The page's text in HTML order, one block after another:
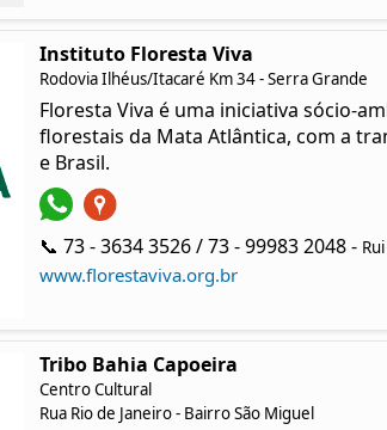
Instituto Floresta Viva
Rodovia Ilhéus/Itacaré Km 34 - Serra Grande
Floresta Viva é uma iniciativa sócio-
florestais da Mata Atlântica, com a
e Brasil.
📞 73 - 3634 3526 / 73 - 99983 2048 -
www.florestaviva.org.br
Tribo Bahia Capoeira
Centro Cultural
Rua Rio de Janeiro - Bairro São Miguel